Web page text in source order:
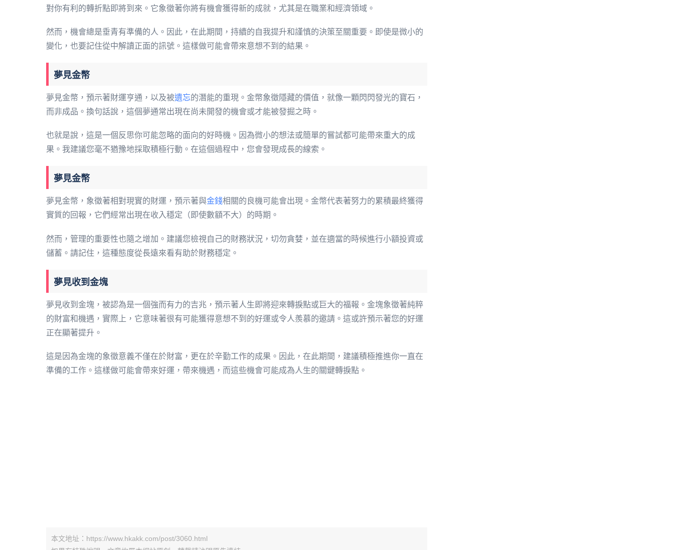
對你有利的轉折點即將到來。它象徵著你將有機會獲得新的成就，尤其是在職業和經濟領域。
然而，機會總是垂青有準備的人。因此，在此期間，持續的自我提升和謹慎的決策至關重要。即使是微小的
變化，也要記住從中解讀正面的訊號。這樣做可能會帶來意想不到的結果。
夢見金幣
夢見金幣，預示著財運亨通，以及被遺忘的潛能的重現。金幣象徵隱藏的價值，就像一顆閃閃發光的寶石，
而非成品。換句話說，這個夢通常出現在尚未開發的機會或才能被發掘之時。
也就是說，這是一個反思你可能忽略的面向的好時機。因為微小的想法或簡單的嘗試都可能帶來重大的成
果。我建議您毫不猶豫地採取積極行動。在這個過程中，您會發現成長的線索。
夢見金幣
夢見金幣，象徵著相對現實的財運，預示著與金錢相關的良機可能會出現。金幣代表著努力的累積最終獲得
實質的回報，它們經常出現在收入穩定（即使數額不大）的時期。
然而，管理的重要性也隨之增加。建議您檢視自己的財務狀況，切勿貪婪，並在適當的時候進行小額投資或
儲蓄。請記住，這種態度從長遠來看有助於財務穩定。
夢見收到金塊
夢見收到金塊，被認為是一個強而有力的吉兆，預示著人生即將迎來轉捩點或巨大的福報。金塊象徵著純粹
的財富和機遇，實際上，它意味著很有可能獲得意想不到的好運或令人羨慕的邀請。這或許預示著您的好運
正在顯著提升。
這是因為金塊的象徵意義不僅在於財富，更在於辛勤工作的成果。因此，在此期間，建議積極推進你一直在
準備的工作。這樣做可能會帶來好運，帶來機遇，而這些機會可能成為人生的關鍵轉捩點。
本文地址：https://www.hkakk.com/post/3060.html